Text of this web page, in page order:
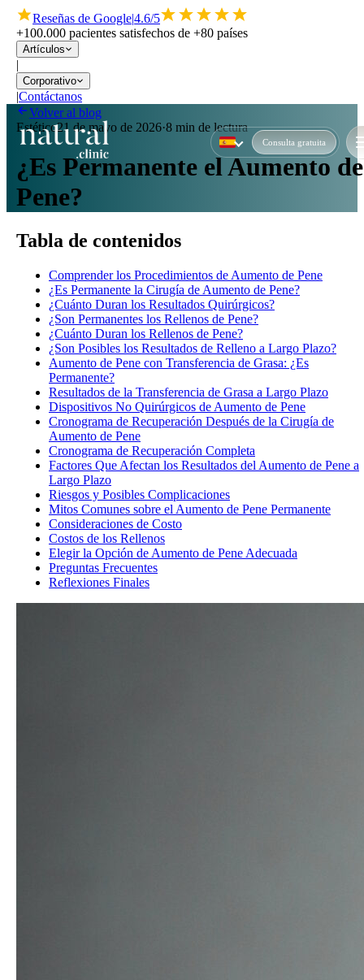
Reseñas de Google|4.6/5
+100.000 pacientes satisfechos de +80 países
Artículos
|
Corporativo
|Contáctanos
Consulta gratuita
Volver al blog
Estético21 de mayo de 2026·8 min de lectura
¿Es Permanente el Aumento de
Pene?
Tabla de contenidos
Comprender los Procedimientos de Aumento de Pene
¿Es Permanente la Cirugía de Aumento de Pene?
¿Cuánto Duran los Resultados Quirúrgicos?
¿Son Permanentes los Rellenos de Pene?
¿Cuánto Duran los Rellenos de Pene?
¿Son Posibles los Resultados de Relleno a Largo Plazo?
Aumento de Pene con Transferencia de Grasa: ¿Es
Permanente?
Resultados de la Transferencia de Grasa a Largo Plazo
Dispositivos No Quirúrgicos de Aumento de Pene
Cronograma de Recuperación Después de la Cirugía de
Aumento de Pene
Cronograma de Recuperación Completa
Factores Que Afectan los Resultados del Aumento de Pene a
Largo Plazo
Riesgos y Posibles Complicaciones
Mitos Comunes sobre el Aumento de Pene Permanente
Consideraciones de Costo
Costos de los Rellenos
Elegir la Opción de Aumento de Pene Adecuada
Preguntas Frecuentes
Reflexiones Finales